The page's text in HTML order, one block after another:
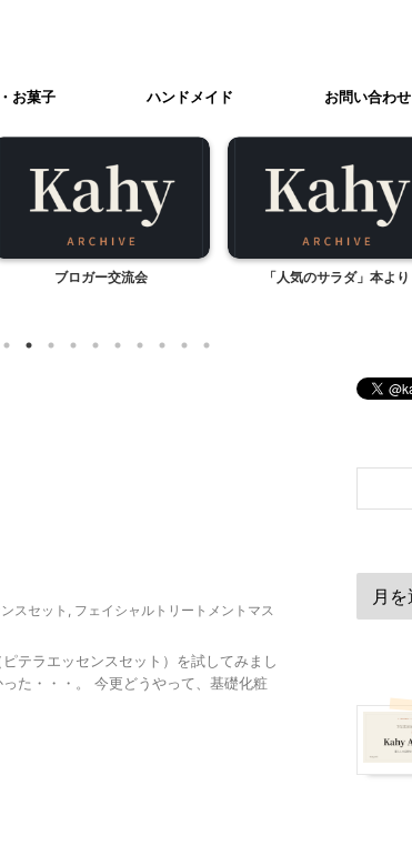
お菓子 ハンドメイド お問い合わせ
ブロガー交流会 「人気のサラダ」本より
スセット
フェイシャルトリートメントマス
テラエッセンスセット）を試してみまし
た・・・。 今更どうやって、基礎化粧